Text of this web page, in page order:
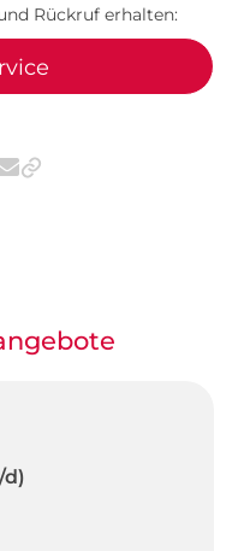
Rückruf erhalten:
/ Twitter
WhatsApp
via Xing
via LinkedIn
Teilen via E-Mail
d)